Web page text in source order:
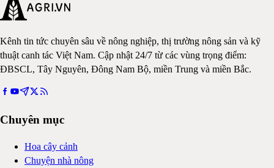
Kênh tin tức chuyên sâu về nông nghiệp, thị trường nông sản và kỹ
thuật canh tác Việt Nam. Cập nhật 24/7 từ các vùng trọng điểm:
ĐBSCL, Tây Nguyên, Đông Nam Bộ, miền Trung và miền Bắc.
Chuyên mục
Hoa cây cảnh
Chuyện nhà nông